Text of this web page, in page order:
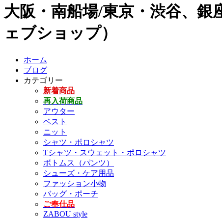
大阪・南船場/東京・渋谷、
ェブショップ）
ホーム
ブログ
カテゴリー
新着商品
再入荷商品
アウター
ベスト
ニット
シャツ・ポロシャツ
Tシャツ・スウェット・ポロシャツ
ボトムス（パンツ）
シューズ・ケア用品
ファッション小物
バッグ・ポーチ
ご奉仕品
ZABOU style